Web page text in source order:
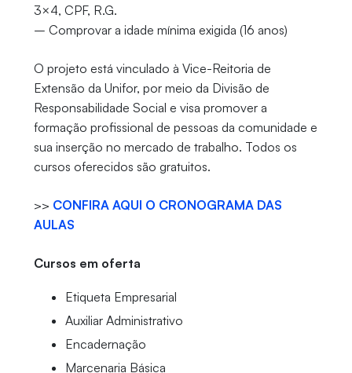
3×4, CPF, R.G.
– Comprovar a idade mínima exigida (16 anos)
O projeto está vinculado à Vice-Reitoria de
Extensão da Unifor, por meio da Divisão de
Responsabilidade Social e visa promover a
formação profissional de pessoas da comunidade e
sua inserção no mercado de trabalho. Todos os
cursos oferecidos são gratuitos.
>> CONFIRA AQUI O CRONOGRAMA DAS
AULAS
Cursos em oferta
Etiqueta Empresarial
Auxiliar Administrativo
Encadernação
Marcenaria Básica